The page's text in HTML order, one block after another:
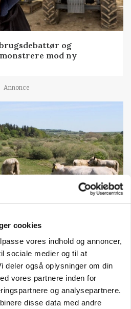
cookies
vores indhold og annoncer,
sociale medier og til at
deler også oplysninger om din
vores partnere inden for
og analysepartnere.
disse data med andre
og
mod ny
Annonce
til naturprojekter
Annonce
Her er efterårets største